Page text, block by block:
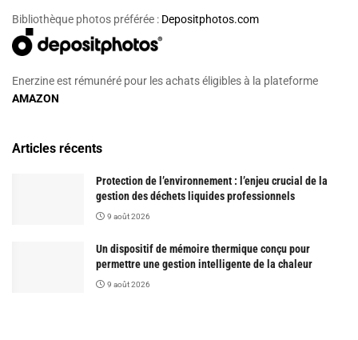
Bibliothèque photos préférée : Depositphotos.com
Enerzine est rémunéré pour les achats éligibles à la plateforme
AMAZON
Articles récents
Protection de l’environnement : l’enjeu crucial de la
gestion des déchets liquides professionnels
9 août 2026
Un dispositif de mémoire thermique conçu pour
permettre une gestion intelligente de la chaleur
9 août 2026